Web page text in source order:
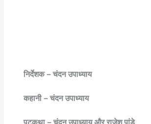
निर्देशक – चंदन उपाध्याय
कहानी – चंदन उपाध्याय
पटकथा – चंदन उपाध्याय और राजेश पांडे